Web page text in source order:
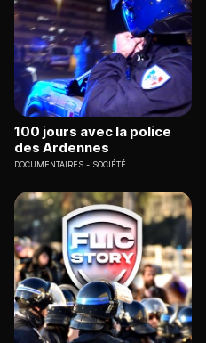
100 jours avec la police
des Ardennes
DOCUMENTAIRES SOCIÉTÉ